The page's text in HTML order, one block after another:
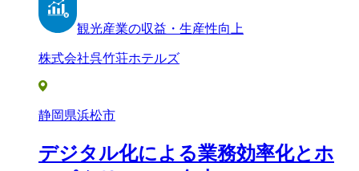
観光産業の収益・生産性向上
株式会社呉竹荘ホテルズ
静岡県浜松市
デジタル化による業務効率化とホ